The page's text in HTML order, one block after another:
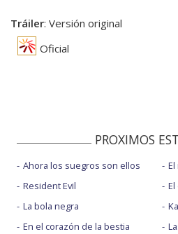
Tráiler: Versión original
Oficial
PROXIMOS
Ahora los suegros son ellos
Resident Evil
La bola negra
En el corazón de la bestia